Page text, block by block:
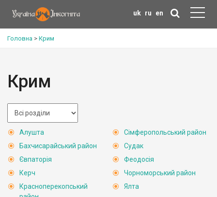
uk ru en
Головна > Крим
Крим
Алушта
Бахчисарайський район
Євпаторія
Керч
Красноперекопський
Сімферопольський район
Судак
Феодосія
Чорноморський район
Ялта